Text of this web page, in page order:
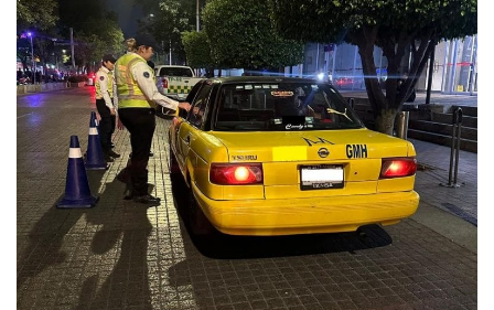
Bruno Blancas Lleva El Mensaje De La Cuarta
Liberan 180 Crías De Iguana Verde En El Estero El Salado
Puerto Vallarta Participa En Los PriceAgencies Awards
Ofrecerán Asesoría Jurídica Gratuita En Puerto Vallarta
Juan Solís E Iris Torres Buscan Integrar La Planilla Del PAN
Realizan Operativo Preventivo En Seis Colonias Del
Arquitecto Luis Munguía Reconoce La Labor Del Personal
Semana Lluviosa Para Puerto Vallarta Con Tormentas Y
Voces Del Orgullo Distingue A Referentes De La
Partido Verde Conforma Su 12.º “Ejército Del Verde” En
Buques Mexicanos Parten A Venezuela Con 718
Nuevo Transporte Eléctrico En Puerto Vallarta: Rutas,
En Vallarta, Todos Los Camiones Deben De Tener Aire